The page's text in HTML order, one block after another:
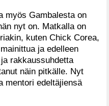
myös Gambalesta on
nyt on. Matkalla on
kuten Chick Corea,
ja edelleen
rakkaussuhdetta
näin pitkälle. Nyt
mentori edeltäjiensä